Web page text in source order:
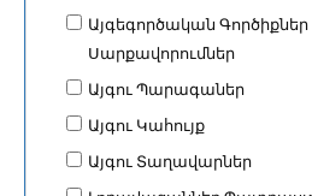
Այգեգործական Գործիքներ
Սարքավորումներ
Այգու Պարագաներ
Այգու Կահույք
Այգու Տաղավարներ